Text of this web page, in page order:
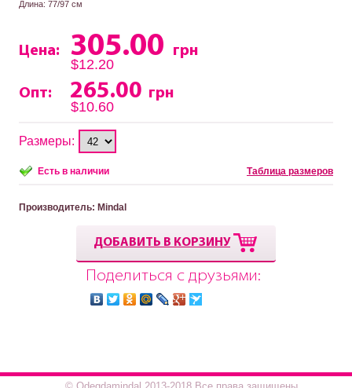
Длина: 77/97 см
Цена: 305.00
грн
$12.20
Опт:
265.00 грн
$10.60
Размеры:
Есть в наличии Таблица размеров
Производитель: Mindal
ДОБАВИТЬ В КОРЗИНУ
Поделиться с друзьями: